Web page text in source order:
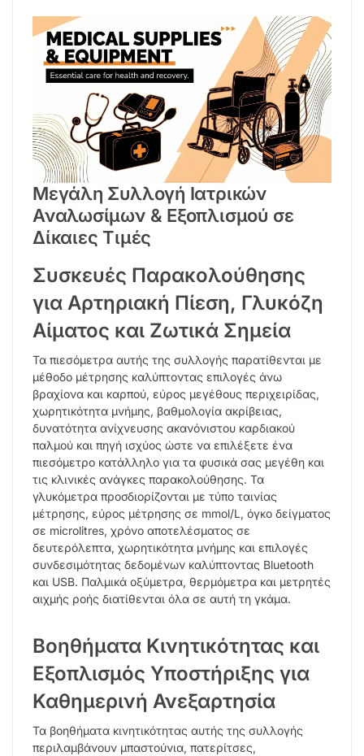
Μεγάλη Συλλογή Ιατρικών
Αναλωσίμων & Εξοπλισμού σε
Δίκαιες Τιμές
Συσκευές Παρακολούθησης
για Αρτηριακή Πίεση, Γλυκόζη
Αίματος και Ζωτικά Σημεία
Τα πιεσόμετρα αυτής της συλλογής παρατίθενται με
μέθοδο μέτρησης καλύπτοντας επιλογές άνω
βραχίονα και καρπού, εύρος μεγέθους περιχειρίδας,
χωρητικότητα μνήμης, βαθμολογία ακρίβειας,
δυνατότητα ανίχνευσης ακανόνιστου καρδιακού
παλμού και πηγή ισχύος ώστε να επιλέξετε ένα
πιεσόμετρο κατάλληλο για τα φυσικά σας μεγέθη και
τις κλινικές ανάγκες παρακολούθησης. Τα
γλυκόμετρα προσδιορίζονται με τύπο ταινίας
μέτρησης, εύρος μέτρησης σε mmol/L, όγκο δείγματος
σε microlitres, χρόνο αποτελέσματος σε
δευτερόλεπτα, χωρητικότητα μνήμης και επιλογές
συνδεσιμότητας δεδομένων καλύπτοντας Bluetooth
και USB. Παλμικά οξύμετρα, θερμόμετρα και μετρητές
αιχμής ροής διατίθενται όλα σε αυτή τη γκάμα.
Βοηθήματα Κινητικότητας και
Εξοπλισμός Υποστήριξης για
Καθημερινή Ανεξαρτησία
Τα βοηθήματα κινητικότητας αυτής της συλλογής
περιλαμβάνουν μπαστούνια, πατερίτσες,